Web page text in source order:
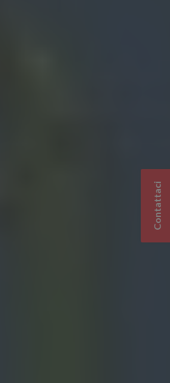
Contattaci